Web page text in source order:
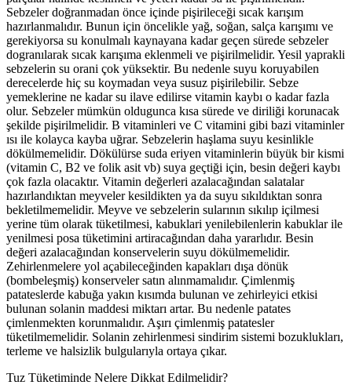
Sebzeler doğranmadan önce içinde pişirileceği sıcak karışım
hazırlanmalıdır. Bunun için öncelikle yağ, soğan, salça karışımı ve
gerekiyorsa su konulmalı kaynayana kadar geçen sürede sebzeler
dogranılarak sıcak karışıma eklenmeli ve pişirilmelidir. Yesil yaprakli
sebzelerin su orani çok yüksektir. Bu nedenle suyu koruyabilen
derecelerde hiç su koymadan veya susuz pişirilebilir. Sebze
yemeklerine ne kadar su ilave edilirse vitamin kaybı o kadar fazla
olur. Sebzeler mümkün oldugunca kısa sürede ve diriliği korunacak
şekilde pişirilmelidir. B vitaminleri ve C vitamini gibi bazi vitaminler
ısı ile kolayca kayba uğrar. Sebzelerin haşlama suyu kesinlikle
dökülmemelidir. Dökülürse suda eriyen vitaminlerin büyük bir kismi
(vitamin C, B2 ve folik asit vb) suya geçtiği için, besin değeri kaybı
çok fazla olacaktır. Vitamin değerleri azalacağından salatalar
hazırlandıktan meyveler kesildikten ya da suyu sıkıldıktan sonra
bekletilmemelidir. Meyve ve sebzelerin sularının sıkılıp içilmesi
yerine tüm olarak tüketilmesi, kabuklari yenilebilenlerin kabuklar ile
yenilmesi posa tüketimini artiracağından daha yararlıdır. Besin
değeri azalacağından konservelerin suyu dökülmemelidir.
Zehirlenmelere yol açabileceğinden kapakları dışa dönük
(bombeleşmiş) konserveler satın alınmamalıdır. Çimlenmiş
patateslerde kabuğa yakın kısımda bulunan ve zehirleyici etkisi
bulunan solanin maddesi miktarı artar. Bu nedenle patates
çimlenmekten korunmalıdır. Aşırı çimlenmiş patatesler
tüketilmemelidir. Solanin zehirlenmesi sindirim sistemi bozuklukları,
terleme ve halsizlik bulgularıyla ortaya çıkar.
Tuz Tüketiminde Nelere Dikkat Edilmelidir?